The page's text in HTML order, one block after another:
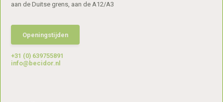
aan de Duitse grens, aan de A12/A3
Openingstijden
+31 (0) 639755891
info@becidor.nl